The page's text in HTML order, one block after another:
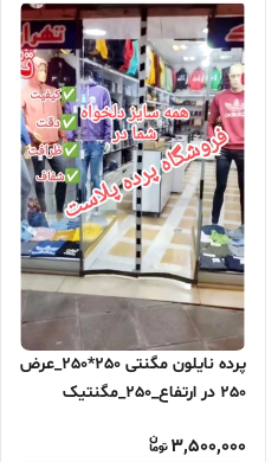
پرده نایلون مگنتی 250*250_عرض
250 در ارتفاع_250_مگنتیک
3,500,000